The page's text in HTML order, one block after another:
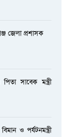
জেলা প্রশাসক
সাবেক মন্ত্রী
ও পর্যটনমন্ত্রী